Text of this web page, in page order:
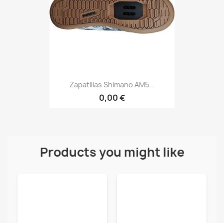
Zapatillas Shimano AM5...
0,00 €
Products you might like